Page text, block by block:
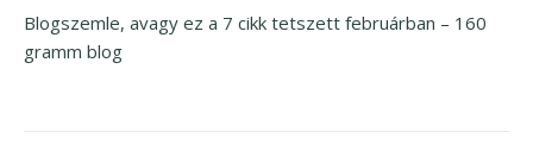
Blogszemle, avagy ez a 7 cikk tetszett februárban – 160
gramm blog